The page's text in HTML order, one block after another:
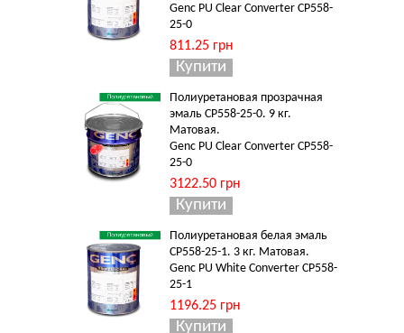
Genc PU Clear Converter CP558-
25-0
811.25 грн
Полиуретановая прозрачная
эмаль CP558-25-0. 9 кг.
Матовая.
Genc PU Clear Converter CP558-
25-0
3122.50 грн
Полиуретановая белая эмаль
CP558-25-1. 3 кг. Матовая.
Genc PU White Converter CP558-
25-1
1196.25 грн